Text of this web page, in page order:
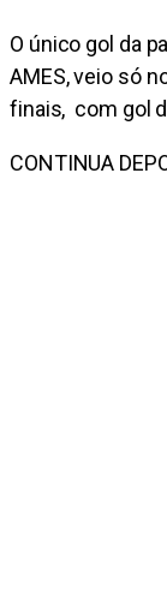
O único gol da
AMES, veio só
finais, com gol
CONTINUA